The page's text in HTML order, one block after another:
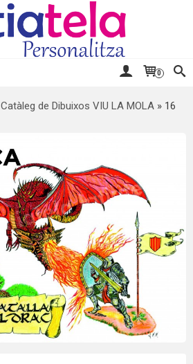
0
Catàleg de Dibuixos VIU LA MOLA » 16